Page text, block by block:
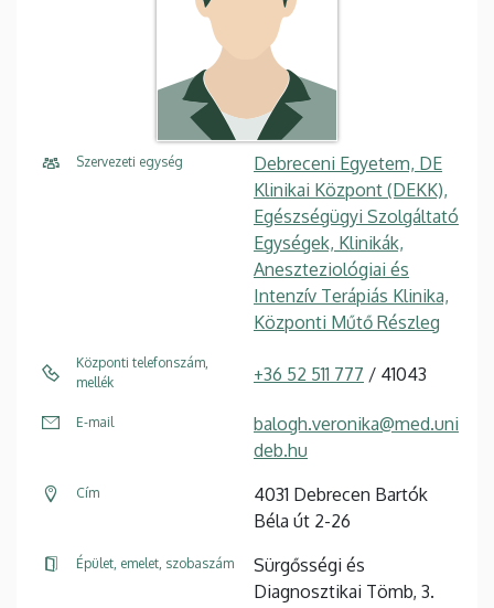
Szervezeti egység
Debreceni Egyetem, DE
Klinikai Központ (DEKK),
Egészségügyi Szolgáltató
Egységek, Klinikák,
Aneszteziológiai és
Intenzív Terápiás Klinika,
Központi Műtő Részleg
Központi telefonszám,
mellék
+36 52 511 777 / 41043
E-mail
balogh.veronika@med.uni
deb.hu
Cím
4031 Debrecen Bartók
Béla út 2-26
Épület, emelet, szobaszám
Sürgősségi és
Diagnosztikai Tömb, 3.